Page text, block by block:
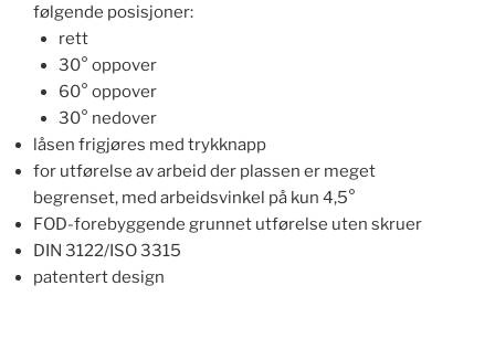
følgende posisjoner:
rett
30° oppover
60° oppover
30° nedover
låsen frigjøres med trykknapp
for utførelse av arbeid der plassen er meget
begrenset, med arbeidsvinkel på kun 4,5°
FOD-forebyggende grunnet utførelse uten skruer
DIN 3122/ISO 3315
patentert design